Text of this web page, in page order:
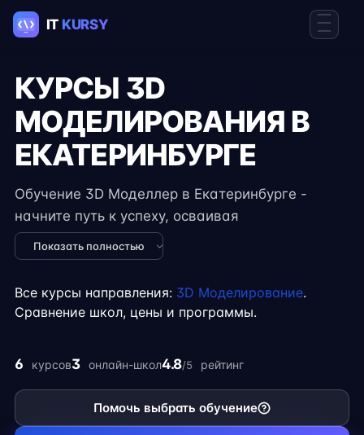
КУРСЫ 3D
МОДЕЛИРОВАНИЯ В
ЕКАТЕРИНБУРГЕ
Обучение 3D Моделлер в Екатеринбурге -
начните путь к успеху, осваивая
востребованные навыки в IT. Курсы подходят
для новичков и специалистов с опытом,
проекты и консультации экспертов. Гибкий
карьеры на фрилансе.
Показать полностью
Все курсы направления: 3D Моделирование.
Сравнение школ, цены и программы.
6 курсов3 онлайн-школ4.8/5 рейтинг
Помочь выбрать обучение